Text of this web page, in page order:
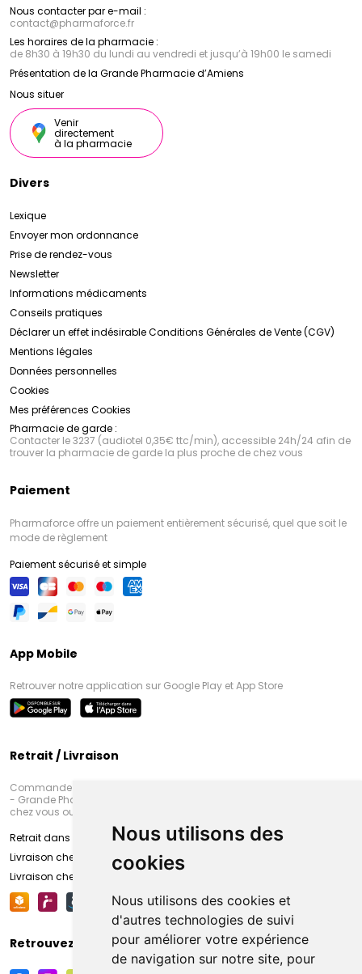
Nous utilisons des
cookies
Nous utilisons des cookies et
d'autres technologies de suivi
pour améliorer votre expérience
de navigation sur notre site, pour
Nous contacter par e-mail :
contact@pharmaforce.fr
Les horaires de la pharmacie :
de 8h30 à 19h30 du lundi au vendredi et jusqu’à 19h00 le samedi
Présentation de la Grande Pharmacie d’Amiens
Nous situer
Venir
directement
à la pharmacie
Divers
Lexique
Envoyer mon ordonnance
Prise de rendez-vous
Newsletter
Informations médicaments
Conseils pratiques
Déclarer un effet indésirableConditions Générales de Vente (CGV)
Mentions légales
Données personnelles
Cookies
Mes préférences Cookies
Pharmacie de garde :
Contacter le 3237 (audiotel 0,35€ ttc/min), accessible 24h/24 afin de
trouver la pharmacie de garde la plus proche de chez vous
Paiement
Pharmaforce offre un paiement entièrement sécurisé, quel que soit le
mode de règlement
Paiement sécurisé et simple
App Mobile
Retrouver notre application sur Google Play et App Store
Retrait / Livraison
Commandez en ligne et venez chercher votre commande à Amiens
- Grande Pharmacie d’Amiens (Fachon) ou recevez-là rapidement
chez vous ou en point retrait
Retrait dans la pharmacie d’Amiens
Livraison chez vous
Livraison chez votre commerçant
Retrouvez-nous sur vos réseaux sociaux